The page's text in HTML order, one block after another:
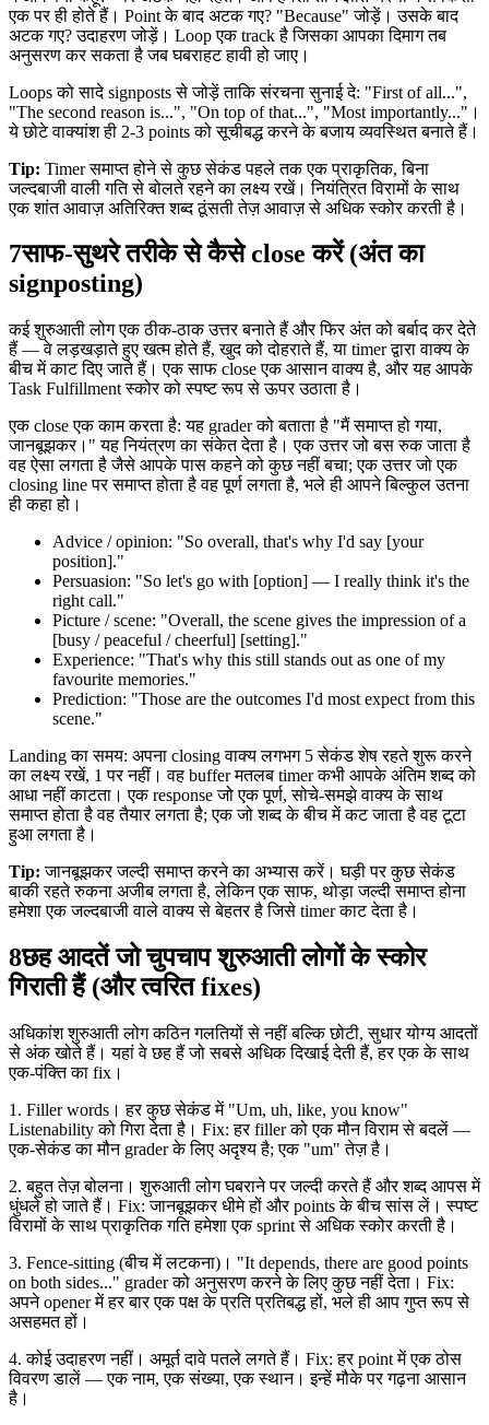
एक पर ही होते हैं। Point के बाद अटक गए? "Because" जोड़ें। उसके बाद
अटक गए? उदाहरण जोड़ें। Loop एक track है जिसका आपका दिमाग तब
अनुसरण कर सकता है जब घबराहट हावी हो जाए।
Loops को सादे signposts से जोड़ें ताकि संरचना सुनाई दे: "First of all...",
"The second reason is...", "On top of that...", "Most importantly..."।
ये छोटे वाक्यांश ही 2-3 points को सूचीबद्ध करने के बजाय व्यवस्थित बनाते हैं।
Tip: Timer समाप्त होने से कुछ सेकंड पहले तक एक प्राकृतिक, बिना
जल्दबाजी वाली गति से बोलते रहने का लक्ष्य रखें। नियंत्रित विरामों के साथ
एक शांत आवाज़ अतिरिक्त शब्द ठूंसती तेज़ आवाज़ से अधिक स्कोर करती है।
7साफ-सुथरे तरीके से कैसे close करें (अंत का
signposting)
कई शुरुआती लोग एक ठीक-ठाक उत्तर बनाते हैं और फिर अंत को बर्बाद कर देते
हैं — वे लड़खड़ाते हुए खत्म होते हैं, खुद को दोहराते हैं, या timer द्वारा वाक्य के
बीच में काट दिए जाते हैं। एक साफ close एक आसान वाक्य है, और यह आपके
Task Fulfillment स्कोर को स्पष्ट रूप से ऊपर उठाता है।
एक close एक काम करता है: यह grader को बताता है "मैं समाप्त हो गया,
जानबूझकर।" यह नियंत्रण का संकेत देता है। एक उत्तर जो बस रुक जाता है
वह ऐसा लगता है जैसे आपके पास कहने को कुछ नहीं बचा; एक उत्तर जो एक
closing line पर समाप्त होता है वह पूर्ण लगता है, भले ही आपने बिल्कुल उतना
ही कहा हो।
Advice / opinion: "So overall, that's why I'd say [your
position]."
Persuasion: "So let's go with [option] — I really think it's the
right call."
Picture / scene: "Overall, the scene gives the impression of a
[busy / peaceful / cheerful] [setting]."
Experience: "That's why this still stands out as one of my
favourite memories."
Prediction: "Those are the outcomes I'd most expect from this
scene."
Landing का समय: अपना closing वाक्य लगभग 5 सेकंड शेष रहते शुरू करने
का लक्ष्य रखें, 1 पर नहीं। वह buffer मतलब timer कभी आपके अंतिम शब्द को
आधा नहीं काटता। एक response जो एक पूर्ण, सोचे-समझे वाक्य के साथ
समाप्त होता है वह तैयार लगता है; एक जो शब्द के बीच में कट जाता है वह टूटा
हुआ लगता है।
Tip: जानबूझकर जल्दी समाप्त करने का अभ्यास करें। घड़ी पर कुछ सेकंड
बाकी रहते रुकना अजीब लगता है, लेकिन एक साफ, थोड़ा जल्दी समाप्त होना
हमेशा एक जल्दबाजी वाले वाक्य से बेहतर है जिसे timer काट देता है।
8छह आदतें जो चुपचाप शुरुआती लोगों के स्कोर
गिराती हैं (और त्वरित fixes)
अधिकांश शुरुआती लोग कठिन गलतियों से नहीं बल्कि छोटी, सुधार योग्य आदतों
से अंक खोते हैं। यहां वे छह हैं जो सबसे अधिक दिखाई देती हैं, हर एक के साथ
एक-पंक्ति का fix।
1. Filler words। हर कुछ सेकंड में "Um, uh, like, you know"
Listenability को गिरा देता है। Fix: हर filler को एक मौन विराम से बदलें —
एक-सेकंड का मौन grader के लिए अदृश्य है; एक "um" तेज़ है।
2. बहुत तेज़ बोलना। शुरुआती लोग घबराने पर जल्दी करते हैं और शब्द आपस में
धुंधले हो जाते हैं। Fix: जानबूझकर धीमे हों और points के बीच सांस लें। स्पष्ट
विरामों के साथ प्राकृतिक गति हमेशा एक sprint से अधिक स्कोर करती है।
3. Fence-sitting (बीच में लटकना)। "It depends, there are good points
on both sides..." grader को अनुसरण करने के लिए कुछ नहीं देता। Fix:
अपने opener में हर बार एक पक्ष के प्रति प्रतिबद्ध हों, भले ही आप गुप्त रूप से
असहमत हों।
4. कोई उदाहरण नहीं। अमूर्त दावे पतले लगते हैं। Fix: हर point में एक ठोस
विवरण डालें — एक नाम, एक संख्या, एक स्थान। इन्हें मौके पर गढ़ना आसान
है।